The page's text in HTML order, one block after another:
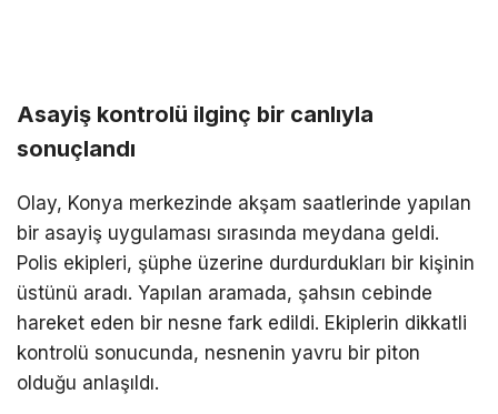
Asayiş kontrolü ilginç bir canlıyla
sonuçlandı
Olay, Konya merkezinde akşam saatlerinde yapılan
bir asayiş uygulaması sırasında meydana geldi.
Polis ekipleri, şüphe üzerine durdurdukları bir kişinin
üstünü aradı. Yapılan aramada, şahsın cebinde
hareket eden bir nesne fark edildi. Ekiplerin dikkatli
kontrolü sonucunda, nesnenin yavru bir piton
olduğu anlaşıldı.